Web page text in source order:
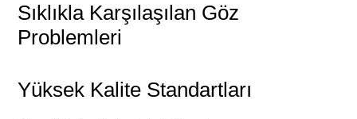
Sıklıkla Karşılaşılan Göz
Problemleri
Yüksek Kalite Standartları